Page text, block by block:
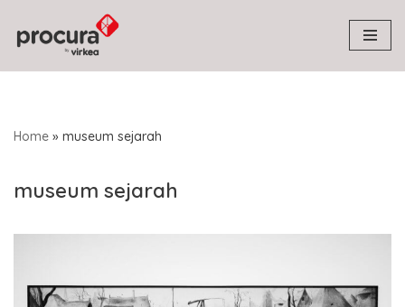
Skip
to
Home » museum sejarah
museum sejarah